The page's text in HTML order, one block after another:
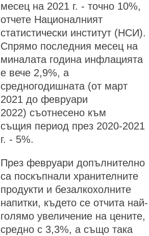
месец на 2021 г. - точно 10%,
отчете Националният
статистически институт (НСИ).
Спрямо последния месец на
миналата година инфлацията
е вече 2,9%, а
средногодишната (от март
2021 до февруари
2022) съотнесено към
същия период през 2020-2021
г. - 5%.
През февруари допълнително
са поскъпнали хранителните
продукти и безалкохолните
напитки, където се отчита най-
голямо увеличение на цените,
средно с 3,3%, а също така